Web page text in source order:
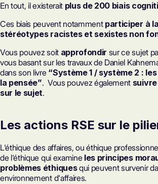
En tout, il existerait plus de 200 biais
Ces biais peuvent notamment participer à
stéréotypes racistes et sexistes non
Vous pouvez soit approfondir sur ce sujet
vous basant sur les travaux de Daniel
dans son livre “Système 1 / système 2 :
la pensée”. Vous pouvez également
sur le sujet.
Les actions RSE sur le
L'éthique des affaires, ou éthique
de l'éthique qui examine les principes
problèmes éthiquesqui peuvent survenir
environnement d'affaires.